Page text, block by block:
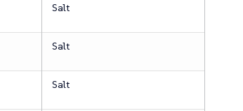
Salt
Salt
Salt